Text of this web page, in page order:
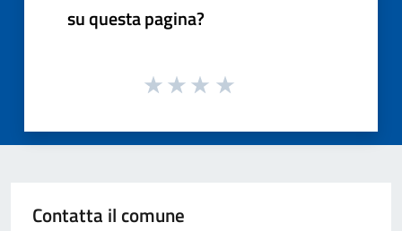
su questa pagina?
Contatta il comune